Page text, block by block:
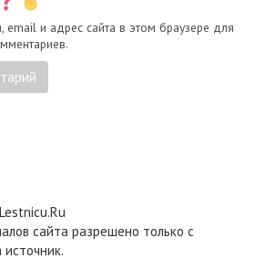
email и адрес сайта в этом браузере для
сайта разрешено только с